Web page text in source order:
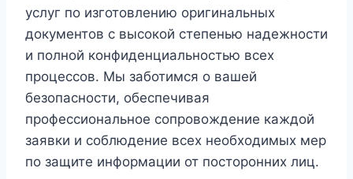
услуг по изготовлению оригинальных
документов с высокой степенью надежности
и полной конфиденциальностью всех
процессов. Мы заботимся о вашей
безопасности, обеспечивая
профессиональное сопровождение каждой
заявки и соблюдение всех необходимых мер
по защите информации от посторонних лиц.